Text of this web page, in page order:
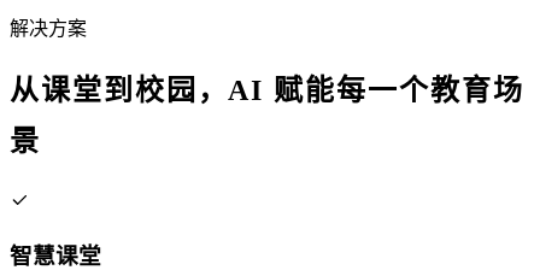
解决方案
从课堂到校园，AI 赋能每一个教育场
景
智慧课堂